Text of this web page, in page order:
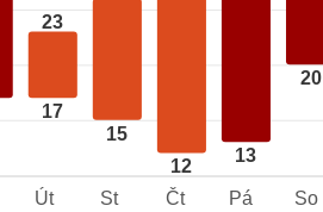
23
17
15
12
13
20
Út St Čt Pá So